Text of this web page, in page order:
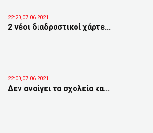
22:20,07.06.2021
2 νέοι διαδραστικοί χάρτε...
22:00,07.06.2021
Δεν ανοίγει τα σχολεία κα...